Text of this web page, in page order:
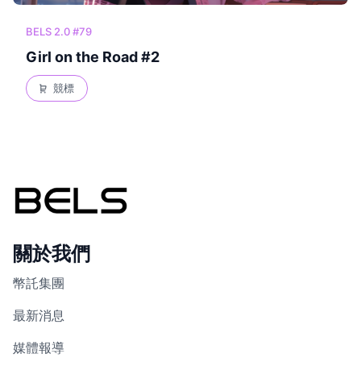
BELS 2.0 #79
Girl on the Road #2
競標
關於我們
幣託集團
最新消息
媒體報導